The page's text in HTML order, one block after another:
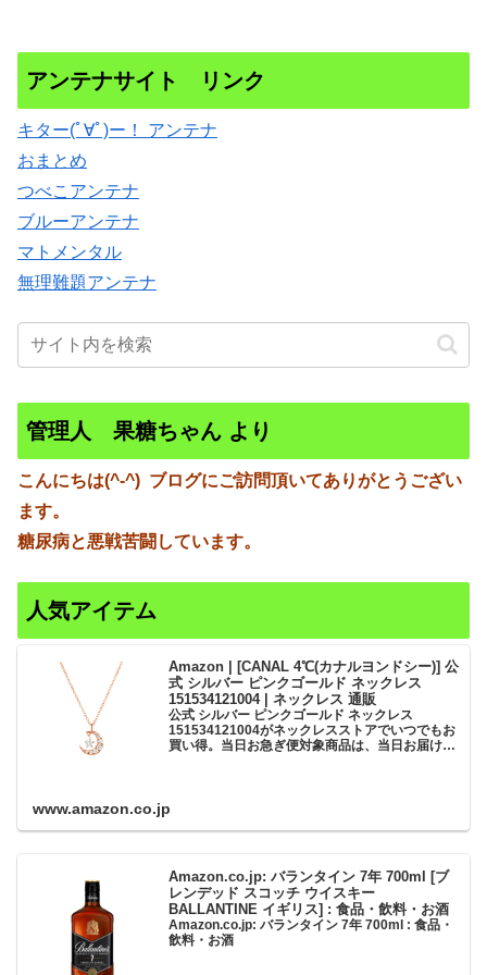
アンテナサイト リンク
キター(ﾟ∀ﾟ)ー！ アンテナ
おまとめ
つべこアンテナ
ブルーアンテナ
マトメンタル
無理難題アンテナ
管理人 果糖ちゃん より
こんにちは(^-^) ブログにご訪問頂いてありがとうござい
ます。
糖尿病と悪戦苦闘しています。
人気アイテム
Amazon | [CANAL 4℃(カナルヨンドシー)] 公
式 シルバー ピンクゴールド ネックレス
151534121004 | ネックレス 通販
公式 シルバー ピンクゴールド ネックレス
151534121004がネックレスストアでいつでもお
買い得。当日お急ぎ便対象商品は、当日お届け可
www.amazon.co.jp
Amazon.co.jp: バランタイン 7年 700ml [ブ
レンデッド スコッチ ウイスキー
BALLANTINE イギリス] : 食品・飲料・お酒
Amazon.co.jp: バランタイン 7年 700ml : 食品・
飲料・お酒